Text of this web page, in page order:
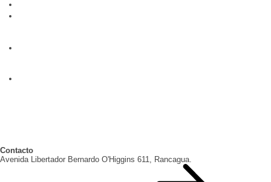
Contacto
Avenida Libertador Bernardo O'Higgins 611, Rancagua.